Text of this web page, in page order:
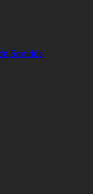
Sonidos